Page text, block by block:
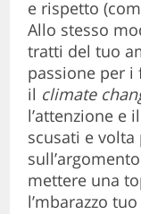
e rispetto
Allo stesso
tratti del tuo
passione per i
il climate
l’attenzione e
scusati e
mettere una
l’mbarazzo